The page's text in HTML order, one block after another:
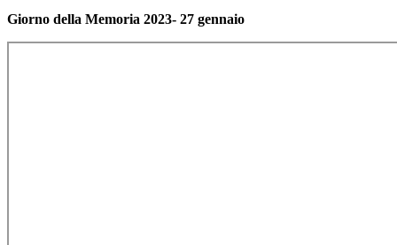
Giorno della Memoria 2023- 27 gennaio